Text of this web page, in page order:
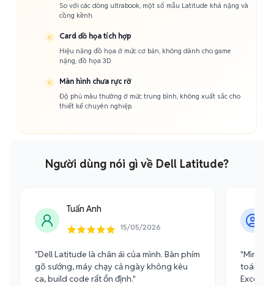
So với các dòng ultrabook, một số mẫu Latitude khá nặng và
cồng kềnh.
Card đồ họa tích hợp
Hiệu năng đồ họa ở mức cơ bản, không dành cho game
nặng, đồ họa 3D.
Màn hình chưa rực rỡ
Độ phủ màu thường ở mức trung bình, không xuất sắc cho
thiết kế chuyên nghiệp.
Người dùng nói gì về Dell Latitude?
Tuấn Anh
15/05/2026
"Dell Latitude là chân ái của mình. Bàn phím
gõ sướng, máy chạy cả ngày không kêu
ca, build code rất ổn định."
"Mình
toán
Excel